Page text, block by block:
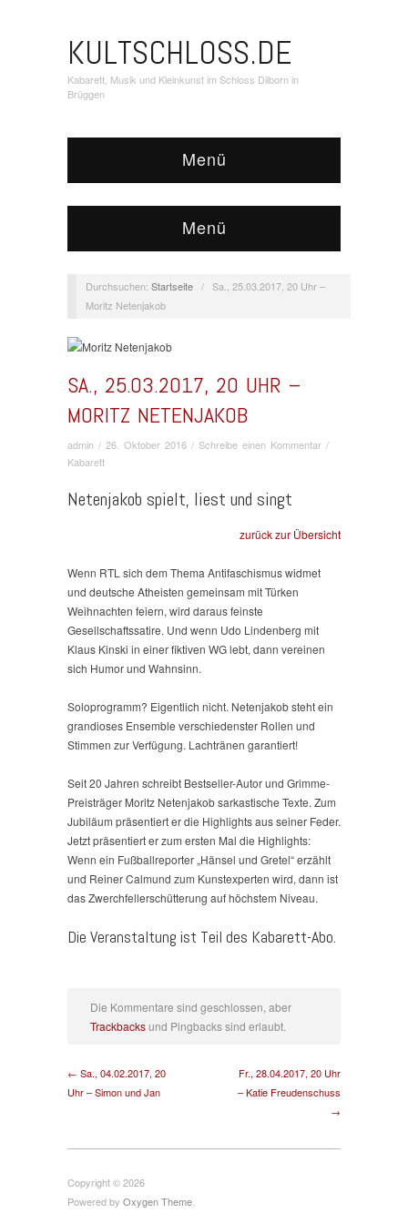
KULTSCHLOSS.DE
Kabarett, Musik und Kleinkunst im Schloss Dilborn in
Brüggen
Menü
Menü
Durchsuchen: Startseite / Sa., 25.03.2017, 20 Uhr –
Moritz Netenjakob
SA., 25.03.2017, 20 UHR –
MORITZ NETENJAKOB
admin / 26. Oktober 2016 / Schreibe einen Kommentar /
Kabarett
Netenjakob spielt, liest und singt
zurück zur Übersicht
Wenn RTL sich dem Thema Antifaschismus widmet
und deutsche Atheisten gemeinsam mit Türken
Weihnachten feiern, wird daraus feinste
Gesellschaftssatire. Und wenn Udo Lindenberg mit
Klaus Kinski in einer fiktiven WG lebt, dann vereinen
sich Humor und Wahnsinn.
Soloprogramm? Eigentlich nicht. Netenjakob steht ein
grandioses Ensemble verschiedenster Rollen und
Stimmen zur Verfügung. Lachtränen garantiert!
Seit 20 Jahren schreibt Bestseller-Autor und Grimme-
Preisträger Moritz Netenjakob sarkastische Texte. Zum
Jubiläum präsentiert er die Highlights aus seiner Feder.
Jetzt präsentiert er zum ersten Mal die Highlights:
Wenn ein Fußballreporter „Hänsel und Gretel“ erzählt
und Reiner Calmund zum Kunstexperten wird, dann ist
das Zwerchfellerschütterung auf höchstem Niveau.
Die Veranstaltung ist Teil des Kabarett-Abo.
Die Kommentare sind geschlossen, aber
Trackbacksund Pingbacks sind erlaubt.
← Sa., 04.02.2017, 20
Uhr – Simon und Jan
Fr., 28.04.2017, 20 Uhr
– Katie Freudenschuss
→
Copyright © 2026
Powered by Oxygen Theme